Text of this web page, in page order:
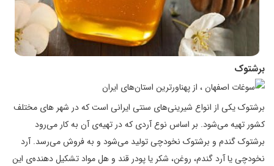
برشتوک
برشتوک یکی از انواع شیرینی‌های سنتی ایرانی است که در شهر های مختلف
کشور تهیه می‌شود. بر اساس نوع آردی که در تهیه‌ی آن به کار می‌رود
برشتوک گندم و برشتوک نخودچی تولید می‌شود و به فروش می‌رسد. آرد
نخودچی یا آرد گندم، روغن، شکر یا پودر قند و هل مواد تشکیل دهنده‌ی این